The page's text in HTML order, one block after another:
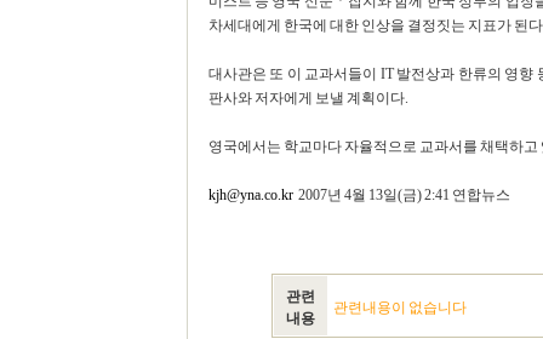
차세대에게 한국에 대한 인상을 결정짓는 지표가 된
대사관은 또 이 교과서들이 IT 발전상과 한류의 영향
판사와 저자에게 보낼 계획이다.
영국에서는 학교마다 자율적으로 교과서를 채택하
kjh@yna.co.kr2007년 4월 13일(금) 2:41 연합뉴스
관련
내용
관련내용이 없습니다